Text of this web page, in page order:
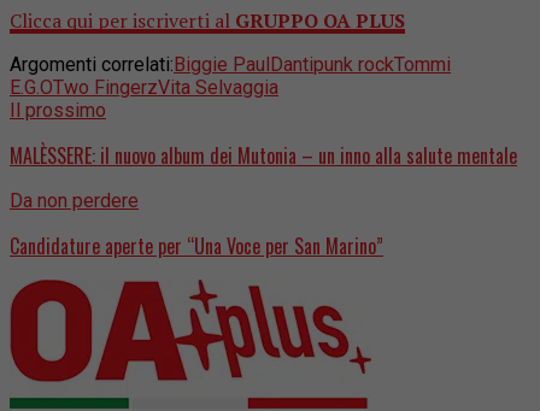
Clicca qui per iscriverti al GRUPPO OA PLUS
Argomenti correlati:Biggie PaulDantipunk rockTommi
E.G.OTwo FingerzVita Selvaggia
Il prossimo
MALÈSSERE: il nuovo album dei Mutonia – un inno alla salute mentale
Da non perdere
Candidature aperte per “Una Voce per San Marino”